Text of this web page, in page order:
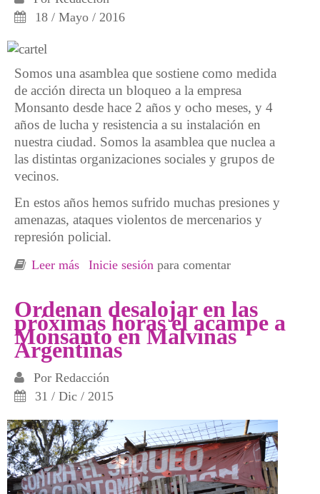
18 / Mayo / 2016
Somos una asamblea que sostiene como medida
de acción directa un bloqueo a la empresa
Monsanto desde hace 2 años y ocho meses, y 4
años de lucha y resistencia a su instalación en
nuestra ciudad. Somos la asamblea que nuclea a
las distintas organizaciones sociales y grupos de
vecinos.
En estos años hemos sufrido muchas presiones y
amenazas, ataques violentos de mercenarios y
represión policial.
Leer más sobre Urgente demanda de apoyo... Desde el
Inicie sesión para comentar
Ordenan desalojar en las
próximas horas el acampe a
Monsanto en Malvinas
Argentinas
Por Redacción
31 / Dic / 2015